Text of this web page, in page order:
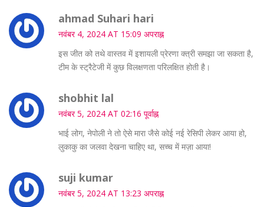
ahmad Suhari hari
नवंबर 4, 2024 AT 15:09 अपराह्न
इस जीत को तथे वास्तव में इशायली प्रेरणा क्त्री समझा जा सकता है,
टीम के स्‍ट्रैटेजी में कुछ विलक्षणता परिलक्षित होती है।
shobhit lal
नवंबर 5, 2024 AT 02:16 पूर्वाह्न
भाई लोग, नेपोली ने तो ऐसे मारा जैसे कोई नई रेसिपी लेकर आया हो,
लुकाकु का जलवा देखना चाहिए था, सच्च में मज़ा आया!
suji kumar
नवंबर 5, 2024 AT 13:23 अपराह्न